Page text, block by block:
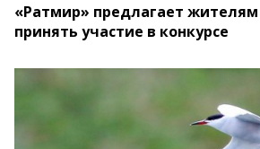
«Ратмир» предлагает
принять участие в конкурсе